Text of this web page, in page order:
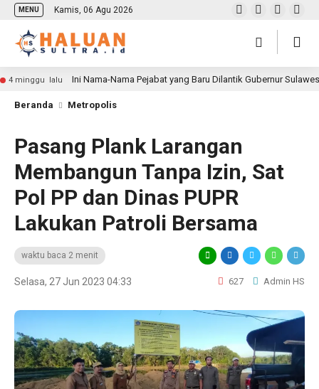
MENU Kamis, 06 Agu 2026
4 minggu lalu Ini Nama-Nama Pejabat yang Baru Dilantik Gubernur
Beranda Metropolis
Pasang Plank Larangan
Membangun Tanpa Izin, Sat
Pol PP dan Dinas PUPR
Lakukan Patroli Bersama
waktu baca 2 menit
Selasa, 27 Jun 2023 04:33 627 Admin HS